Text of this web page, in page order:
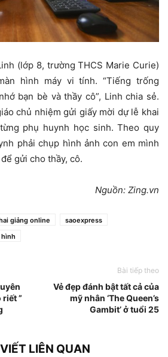
(lớp 8, trường THCS Marie Curie)
hình máy vi tính. “Tiếng trống
bạn bè và thầy cô”, Linh chia sẻ.
chủ nhiệm gửi giấy mời dự lễ khai
phụ huynh học sinh. Theo quy
phải chụp hình ảnh con em mình
gửi cho thầy, cô.
Nguồn: Zing.vn
giảng online
saoexpress
riết ”
Bài tiếp theo
Vẻ đẹp đánh bật tất cả của
mỹ nhân ‘The Queen’s
Gambit’ ở tuổi 25
LIÊN QUAN